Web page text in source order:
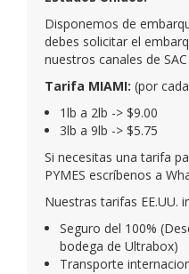
Si necesitas una tarifa
PYMES escríbenos a
Nuestras tarifas EE.UU.
Seguro del 100%
bodega de Ultrabox)
Transporte
Entrega a nivel
Bodegaje gratis por
Consolidación de
IVA.
ESPAÑA